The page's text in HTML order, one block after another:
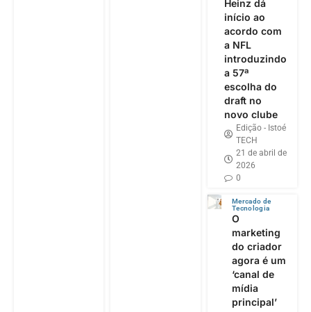
Heinz dá
início ao
acordo com
a NFL
introduzindo
a 57ª
escolha do
draft no
novo clube
Edição - Istoé
TECH
21 de abril de
2026
0
Mercado de
Tecnologia
O
marketing
do criador
agora é um
‘canal de
mídia
principal’